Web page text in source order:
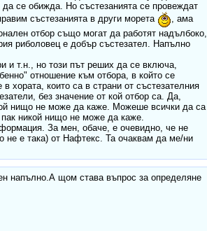
се обижда. Но състезанията се провеждат
състезанията в други морета
, ама
отбор също могат да работят надълбоко,
риболовец е добър състезател. Напълно
и т.н., но този път реших да се включа,
отношение към отбора, в който се
хората, които са в страни от състезателния
без значение от кой отбор са. Да,
нищо не може да каже. Можеше всички да са
никой нищо не може да каже.
За мен, обаче, е очевидно, че не
не е така) от Нафтекс. Та очаквам да ме/ни
напълно.А щом става въпрос за определяне